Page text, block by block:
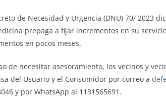
de Necesidad y Urgencia (DNU) 70/ 2023
prepaga a fijar incrementos en su
en pocos meses.
de necesitar asesoramiento, los vecinos y
del Usuario y el Consumidor por correo a
y por WhatsApp al 1131565691.